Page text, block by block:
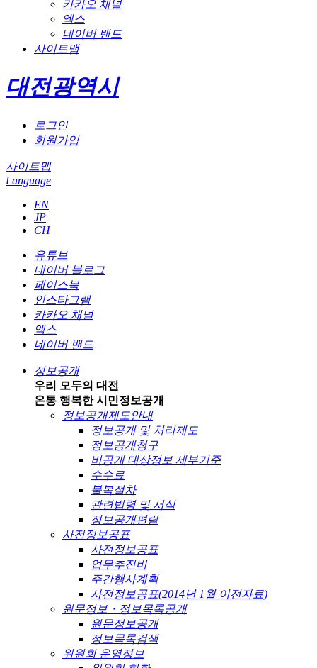
카카오 채널
엑스
네이버 밴드
사이트맵
대전광역시
로그인
회원가입
사이트맵
Language
EN
JP
CH
유튜브
네이버 블로그
페이스북
인스타그램
카카오 채널
엑스
네이버 밴드
정보공개
우리 모두의 대전
온통 행복한 시민정보공개
정보공개제도안내
정보공개 및 처리제도
정보공개청구
비공개 대상정보 세부기준
수수료
불복절차
관련법령 및 서식
정보공개편람
사전정보공표
사전정보공표
업무추진비
주간행사계획
사전정보공표(2014년 1월 이전자료)
원문정보・정보목록공개
원문정보공개
정보목록검색
위원회 운영정보